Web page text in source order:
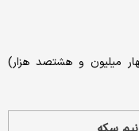
(چهل و چهار میلیون و هشتصد هزار)